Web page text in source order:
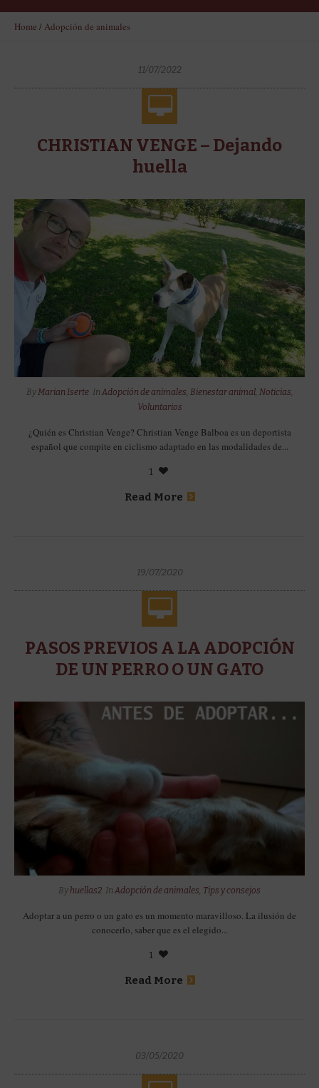
Home / Adopción de animales
11/07/2022
CHRISTIAN VENGE – Dejando
huella
ByMarian Iserte In Adopción de animales, Bienestar animal, Noticias,
Voluntarios
¿Quién es Christian Venge? Christian Venge Balboa es un deportista
español que compite en ciclismo adaptado en las modalidades de...
1
Read More
19/07/2020
PASOS PREVIOS A LA ADOPCIÓN
DE UN PERRO O UN GATO
By huellas2 In Adopción de animales Tips y consejos
Adoptar a un perro o un gato es un momento maravilloso. La ilusión de
conocerlo, saber que es el elegido...
1
Read More
03/05/2020